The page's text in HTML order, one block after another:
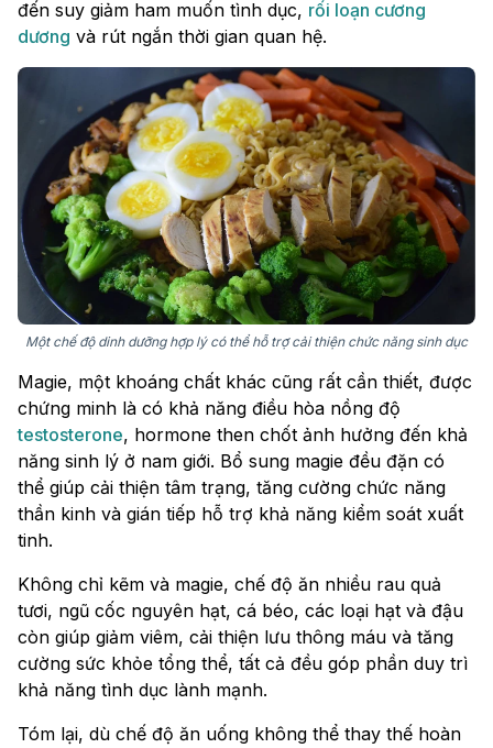
đến suy giảm ham muốn tình dục, rối loạn cương
dương và rút ngắn thời gian quan hệ.
Một chế độ dinh dưỡng hợp lý có thể hỗ trợ cải thiện chức năng sinh dục
Magie, một khoáng chất khác cũng rất cần thiết, được
chứng minh là có khả năng điều hòa nồng độ
testosterone, hormone then chốt ảnh hưởng đến khả
năng sinh lý ở nam giới. Bổ sung magie đều đặn có
thể giúp cải thiện tâm trạng, tăng cường chức năng
thần kinh và gián tiếp hỗ trợ khả năng kiểm soát xuất
tinh.
Không chỉ kẽm và magie, chế độ ăn nhiều rau quả
tươi, ngũ cốc nguyên hạt, cá béo, các loại hạt và đậu
còn giúp giảm viêm, cải thiện lưu thông máu và tăng
cường sức khỏe tổng thể, tất cả đều góp phần duy trì
khả năng tình dục lành mạnh.
Tóm lại, dù chế độ ăn uống không thể thay thế hoàn